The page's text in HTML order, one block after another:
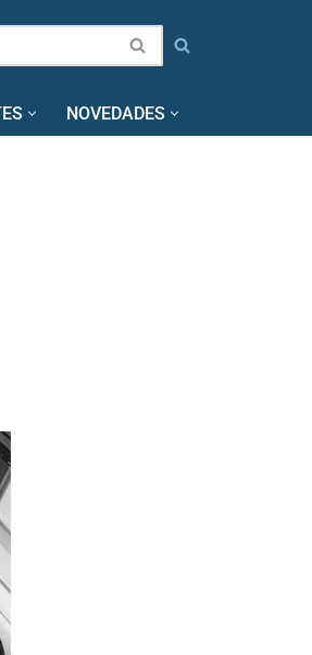
NOVEDADES